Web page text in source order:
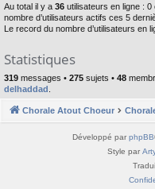
Au total il y a 36 utilisateurs en ligne : 0
nombre d’utilisateurs actifs ces 5
Le record du nombre d’utilisateurs en
Statistiques
319 messages • 275 sujets • 48
delhaddad
Chorale Atout Choeur
Développé par phpBB
Style par